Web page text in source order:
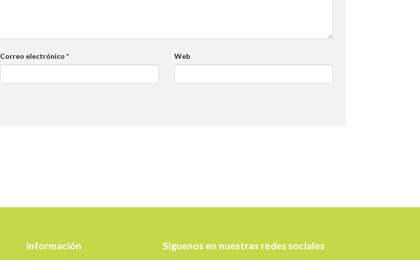
Correo electrónico* Web
Información Siguenos en nuestras redes sociales